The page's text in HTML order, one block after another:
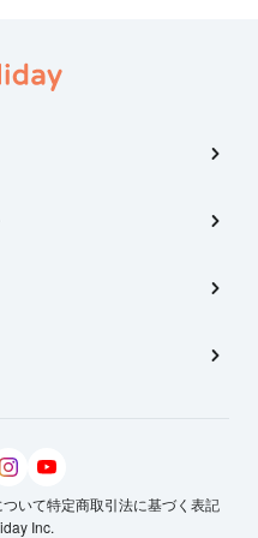
いて特定商取引法に基づく表記
Inc.